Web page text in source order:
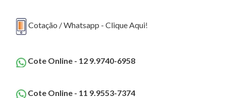
Cotação / Whatsapp - Clique Aqui!
Cote Online - 12 9.9740-6958
Cote Online - 11 9.9553-7374